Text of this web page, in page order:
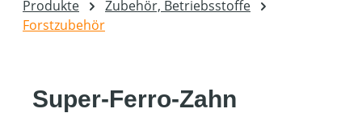
Produkte
Zubehör, Betriebsstoffe
Forstzubehör
Super-Ferro-Zahn